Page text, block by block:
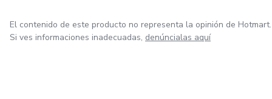
El contenido de este producto no representa la opinión de Hotmart.
Si ves informaciones inadecuadas, denúncialas aquí